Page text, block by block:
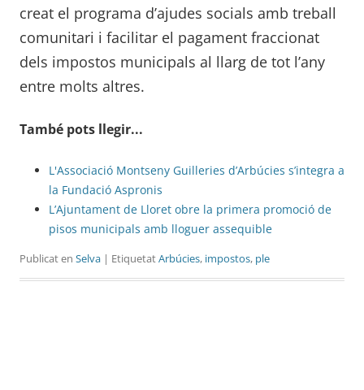
creat el programa d’ajudes socials amb treball
comunitari i facilitar el pagament fraccionat
dels impostos municipals al llarg de tot l’any
entre molts altres.
També pots llegir...
L'Associació Montseny Guilleries d’Arbúcies s’integra a
la Fundació Aspronis
L’Ajuntament de Lloret obre la primera promoció de
pisos municipals amb lloguer assequible
Publicat en Selva | EtiquetatArbúcies, impostos, ple